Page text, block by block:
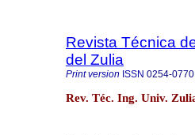
Revista Técnica
del Zulia
Print version ISSN 0254-0770
Rev. Téc. Ing. Univ.